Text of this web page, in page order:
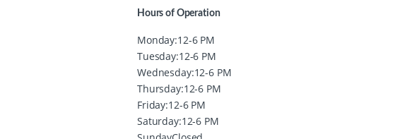
Hours of Operation
Monday:12-6 PM
Tuesday:12-6 PM
Wednesday:12-6 PM
Thursday:12-6 PM
Friday:12-6 PM
Saturday:12-6 PM